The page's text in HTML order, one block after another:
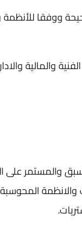
للأنظمة والقوانين
والادارية بما
على السجلات
المحوسبة وقرارات